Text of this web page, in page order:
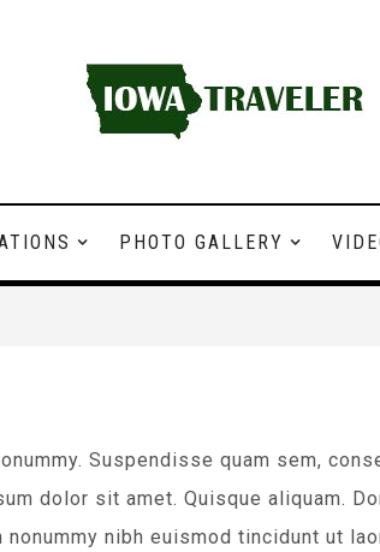
PHOTO GALLERY
Suspendisse quam sem,
dolor sit amet. Quisque aliquam.
nibh euismod tincidunt ut